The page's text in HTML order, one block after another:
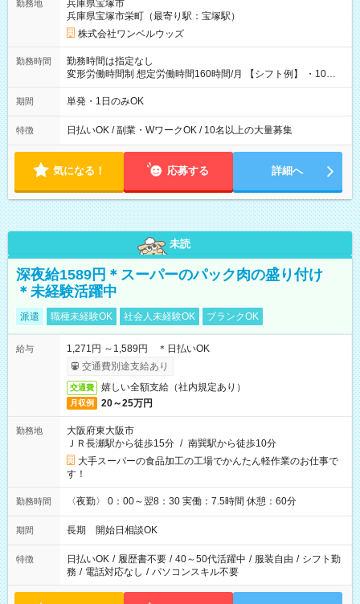
勤務地
兵庫県宝塚市
兵庫県宝塚市栄町（最寄り駅：宝塚駅）
株式会社ワンベルウッズ
勤務時間
勤務時間は指定なし
変形労働時間制 想定労働時間160時間/月 【シフト例】 ・10：
00～20：00
期間 単発・1日のみOK
特徴 日払いOK / 副業・WワークOK / 10名以上の大量募集
気になる！ 応募する 詳細へ
未読
深夜給1589円＊スーパーのパック肉の盛り付け
＊未経験活躍中
派遣 職種未経験OK 社会人未経験OK ブランクOK
給与
1,271円 ～1,589円 ＊日払いOK
交通費別途支給あり
交通費 嬉しい全額支給（社内規定あり）
月収例 20～25万円
勤務地
大阪府東大阪市
ＪＲ長瀬駅から徒歩15分 / 南巽駅から徒歩10分
大手スーパーの食品加工の工場でかんたん軽作業のお仕事で
す！
勤務時間 〈夜勤〉 0：00～翌8：30 実働：7.5時間 休憩：60分
期間 長期 開始日相談OK
特徴 日払いOK / 履歴書不要 / 40～50代活躍中 / 服装自由 / シフト勤
務 / 電話対応なし / パソコンスキル不要